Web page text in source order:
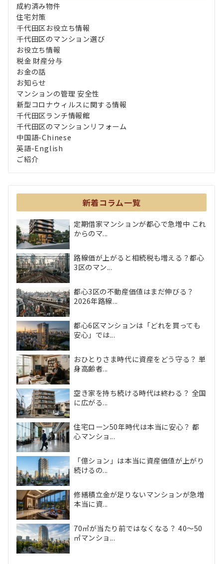
成約済み物件
住宅対策
千代田区お役立ち情報
千代田区のマンション選び
お役立ち情報
税金 財産分与
お金の話
お知らせ
マンションの管理 安全性
新型コロナウィルスに関する情報
千代田区ランチ情報館
千代田区のマンションリフォーム
中国語-Chinese
英語-English
ご紹介
新着コラム一覧
定期借家マンションが都心で急増中 これ
からのマ...
路線価が上がると相続税も増える？都心
3区のマン...
都心3区の不動産価値はまだ伸びる？
2026年路線...
都心6区マンションは「どれを買っても
安心」では...
おひとりさま時代に資産をどう守る？ 単
身高齢者...
空き家を持ち続ける時代は終わる？ 全国
に広がる...
住宅ローン50年時代は本当に安心？ 都
心マンショ...
「億ション」は本当に資産価値が上がり
続けるの...
修繕積立金が足りないマンションが急増
本当に資...
70㎡が当たり前ではなくなる？ 40〜50
㎡マンショ...